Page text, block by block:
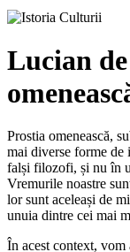
Lucian
Prostia omenească,
mai diverse forme
falși filozofi, și nu în
Vremurile noastre
lor sunt aceleași de
unuia dintre cei mai
În acest context,